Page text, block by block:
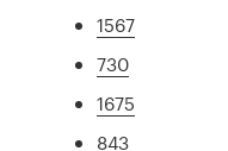
1567
730
1675
843